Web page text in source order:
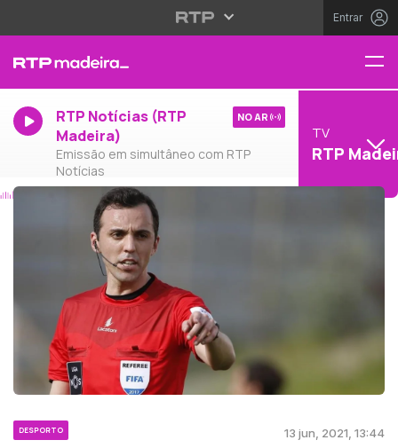
Entrar
RTP Notícias (RTP
Madeira)
Emissão em simultâneo com RTP
Notícias
NO AR
TV
RTP
DESPORTO 13 jun, 2021, 13:44